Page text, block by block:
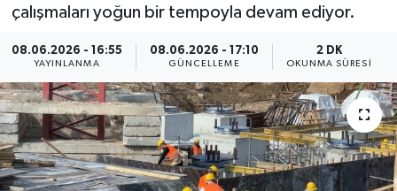
çalışmaları yoğun bir tempoyla devam ediyor.
08.06.2026 - 16:55
YAYINLANMA
08.06.2026 - 17:10
GÜNCELLEME
2 DK
OKUNMA SÜRESI
EĞİTİM
EKONOMİ